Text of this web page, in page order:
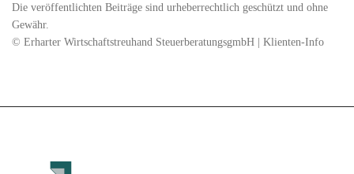
Die veröffentlichten Beiträge sind urheberrechtlich geschützt und ohne
Gewähr.
© Erharter Wirtschaftstreuhand SteuerberatungsgmbH | Klienten-Info